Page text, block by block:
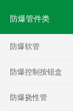
防爆管件类
防爆软管
防爆控制按钮盒
防爆挠性管